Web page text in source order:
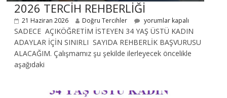
2026 TERCİH REHBERLİĞİ
21 Haziran 2026 Doğru Tercihler yorumlar kapalı
SADECE AÇIKÖĞRETİM İSTEYEN 34 YAŞ ÜSTÜ KADIN
ADAYLAR İÇİN SINIRLI SAYIDA REHBERLİK BAŞVURUSU
ALACAĞIM. Çalışmamız şu şekilde ilerleyecek öncelikle
aşağıdaki